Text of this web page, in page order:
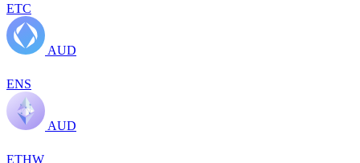
ETC
AUD
ENS
AUD
ETHW